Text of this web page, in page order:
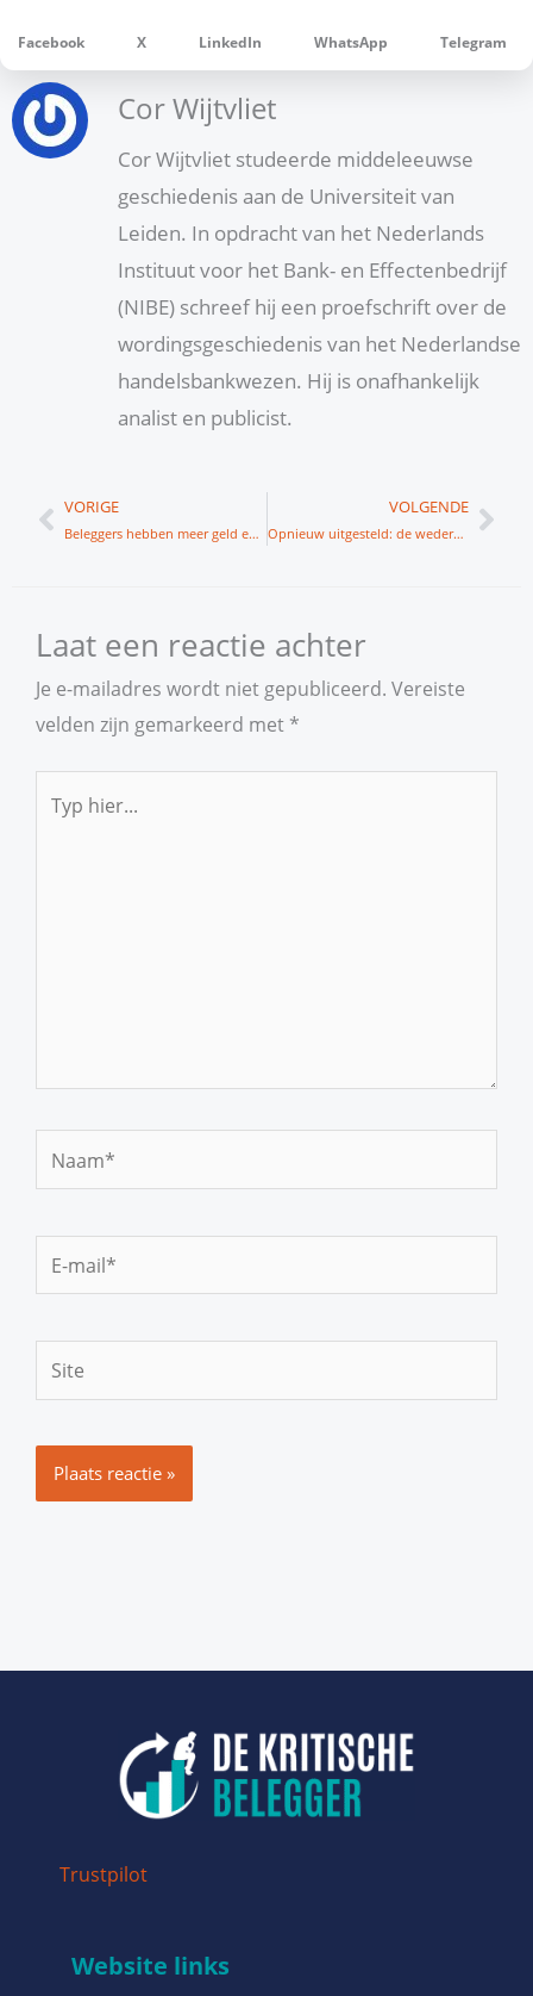
Facebook X LinkedIn WhatsApp Telegram
Cor Wijtvliet
Cor Wijtvliet studeerde middeleeuwse
geschiedenis aan de Universiteit van
Leiden. In opdracht van het Nederlands
Instituut voor het Bank- en Effectenbedrijf
(NIBE) schreef hij een proefschrift over de
wordingsgeschiedenis van het Nederlandse
handelsbankwezen. Hij is onafhankelijk
analist en publicist.
Vorige
VORIGE
Beleggers hebben meer geld en hogere verwachtingen
VOLGENDE
Opnieuw uitgesteld: de wedergeboorte van value
Laat een reactie achter
Je e-mailadres wordt niet gepubliceerd. Vereiste
velden zijn gemarkeerd met *
hier...
mail*
Site
Trustpilot
Website links